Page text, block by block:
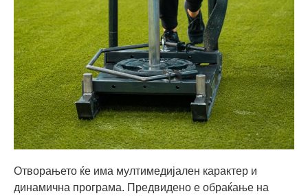
Отворањето ќе има мултимедијален карактер и
динамична програма. Предвидено е обраќање на